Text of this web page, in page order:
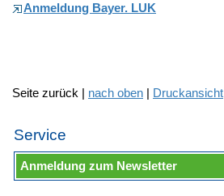
Anmeldung Bayer. LUK
Seite zurück | nach oben | Druckansicht
Service
Anmeldung zum Newsletter